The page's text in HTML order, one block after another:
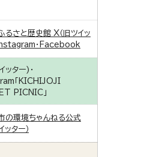
るさと歴史館 X（旧ツイッ
Instagram・Facebook
ッター)・
「KICHIJOJI
PICNIC」
の環境ちゃんねる公式
ッター）